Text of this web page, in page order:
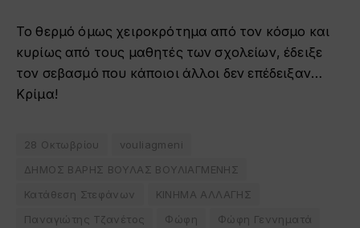
Το θερμό όμως χειροκρότημα από τον κόσμο και
κυρίως από τους μαθητές των σχολείων, έδειξε
τον σεβασμό που κάποιοι άλλοι δεν επέδειξαν…
Κρίμα!
28 Οκτωβρίου
vouliagmeni
ΔΗΜΟΣ ΒΑΡΗΣ ΒΟΥΛΑΣ ΒΟΥΛΙΑΓΜΕΝΗΣ
Κατάθεση Στεφάνων
ΚΙΝΗΜΑ ΑΛΛΑΓΗΣ
Παναγιώτης Τζανέτος
Φώφη Φώφη Γεννηματά